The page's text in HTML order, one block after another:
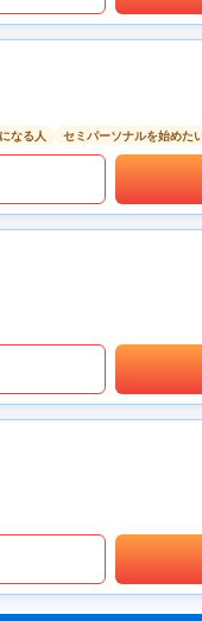
なる人 セミパーソナルを始めた